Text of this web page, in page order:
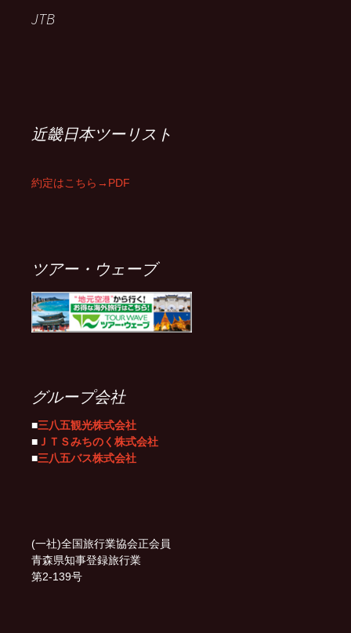
JTB
近畿日本ツーリスト
約定はこちら→PDF
ツアー・ウェーブ
グループ会社
■三八五観光株式会社
■ ＪＴＳみちのく株式会社
■三八五バス株式会社
(一社)全国旅行業協会正会員
青森県知事登録旅行業
第2-139号